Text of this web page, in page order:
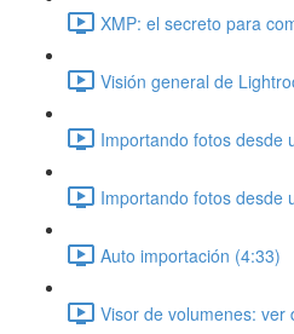
XMP: el secreto para
Visión general de
Importando fotos desde
Importando fotos desde
Auto importación (4:33)
Visor de volumenes: ver